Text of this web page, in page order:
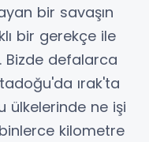
bir savaşın
bir gerekçe ile
Bizde defalarca
ırak'ta
ülkelerinde ne işi
kilometre